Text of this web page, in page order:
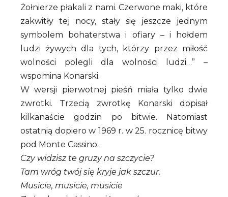
Żołnierze płakali z nami. Czerwone maki, które
zakwitły tej nocy, stały się jeszcze jednym
symbolem bohaterstwa i ofiary – i hołdem
ludzi żywych dla tych, którzy przez miłość
wolności polegli dla wolności ludzi…” –
wspomina Konarski.
W wersji pierwotnej pieśń miała tylko dwie
zwrotki. Trzecią zwrotkę Konarski dopisał
kilkanaście godzin po bitwie. Natomiast
ostatnią dopiero w 1969 r. w 25. rocznicę bitwy
pod Monte Cassino.
Czy widzisz te gruzy na szczycie?
Tam wróg twój się kryje jak szczur.
Musicie, musicie, musicie